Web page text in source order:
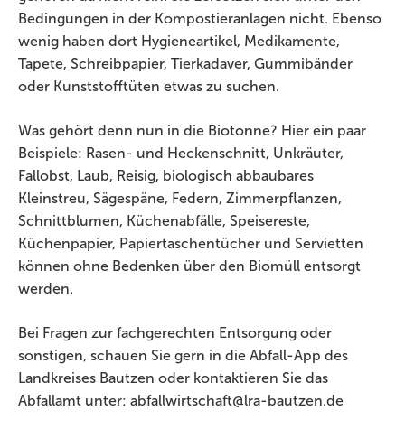
Bedingungen in der Kompostieranlagen nicht. Ebenso
wenig haben dort Hygieneartikel, Medikamente,
Tapete, Schreibpapier, Tierkadaver, Gummibänder
oder Kunststofftüten etwas zu suchen.
Was gehört denn nun in die Biotonne? Hier ein paar
Beispiele: Rasen- und Heckenschnitt, Unkräuter,
Fallobst, Laub, Reisig, biologisch abbaubares
Kleinstreu, Sägespäne, Federn, Zimmerpflanzen,
Schnittblumen, Küchenabfälle, Speisereste,
Küchenpapier, Papiertaschentücher und Servietten
können ohne Bedenken über den Biomüll entsorgt
werden.
Bei Fragen zur fachgerechten Entsorgung oder
sonstigen, schauen Sie gern in die Abfall-App des
Landkreises Bautzen oder kontaktieren Sie das
Abfallamt unter: abfallwirtschaft@lra-bautzen.de